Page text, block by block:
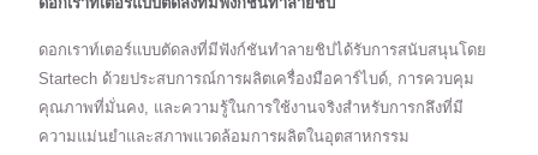
ดอกเราท์เตอร์แบบตัดลงที่มีฟังก์ชันทำลายชิปได้รับการสนับสนุนโดย
Startech ด้วยประสบการณ์การผลิตเครื่องมือคาร์ไบด์, การควบคุม
คุณภาพที่มั่นคง, และความรู้ในการใช้งานจริงสำหรับการกลึงที่มี
ความแม่นยำและสภาพแวดล้อมการผลิตในอุตสาหกรรม